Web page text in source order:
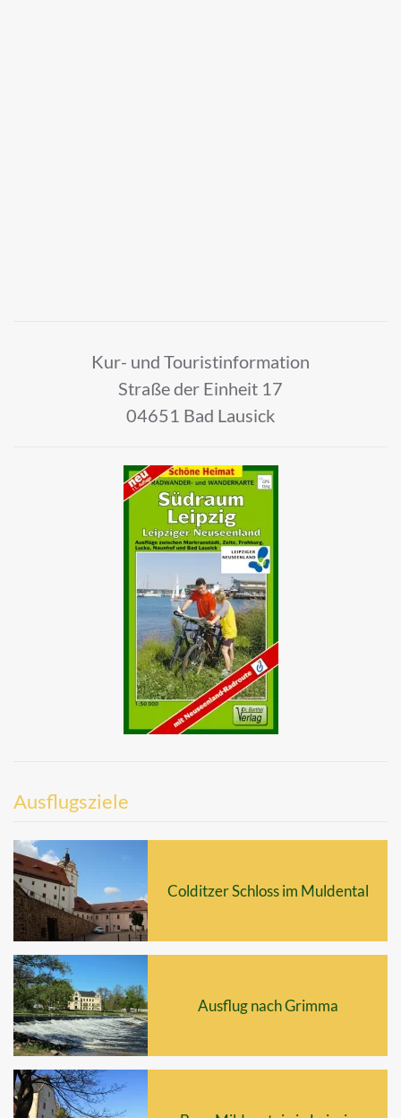
Kur- und Touristinformation
Straße der Einheit 17
04651 Bad Lausick
Ausflugsziele
Colditzer Schloss im Muldental
Ausflug nach Grimma